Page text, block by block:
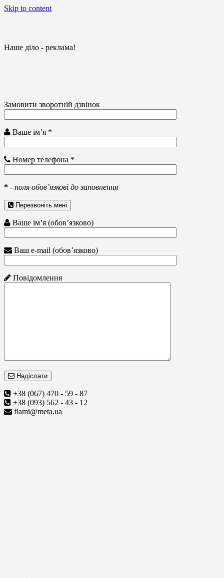
Skip to content
Наше діло - реклама!
Замовити зворотній дзвінок
Ваше ім’я *
Номер телефона *
* - поля обов’язкові до заповнення
Перезвоніть мені
Ваше ім’я (обов’язково)
Ваш e-mail (обов’язково)
Повідомлення
Надіслати
+38 (067) 470 - 59 - 87
+38 (093) 562 - 43 - 12
flami@meta.ua